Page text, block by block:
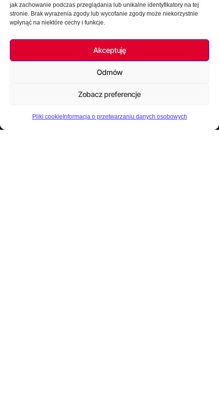
jak zachowanie podczas przeglądania lub unikalne identyfikatory na tej
stronie. Brak wyrażenia zgody lub wycofanie zgody może niekorzystnie
wpłynąć na niektóre cechy i funkcje.
Akceptuję
Odmów
Zobacz preferencje
Pliki cookie Informacja o przetwarzaniu danych osobowych
Oprogramowanie dla ciepłownictwa
Digitalizacja sieci ciepłowniczych